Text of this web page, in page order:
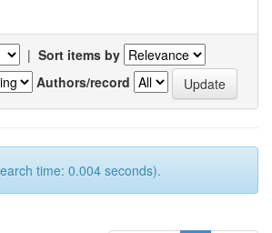
| Sort items by
Authors/record
time: 0.004 seconds).